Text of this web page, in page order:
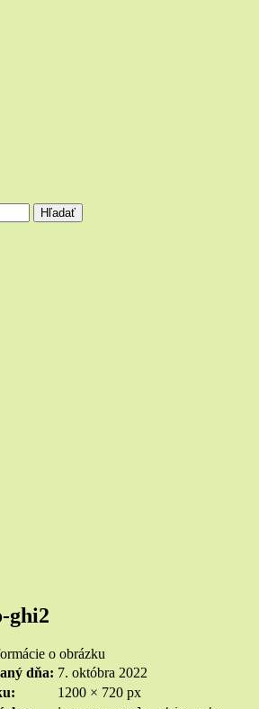
ghi2
o obrázku
dňa: 7. októbra 2022
1200 × 720 px